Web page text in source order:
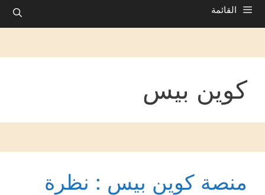
القائمة
كوين بيس
منصة كوين بيس : نظرة